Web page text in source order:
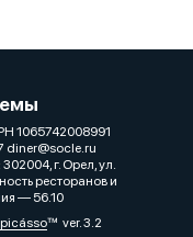
1065742008991
diner@socle.ru
г. Орел, ул.
ресторанов и
— 56.10
ver. 3.2